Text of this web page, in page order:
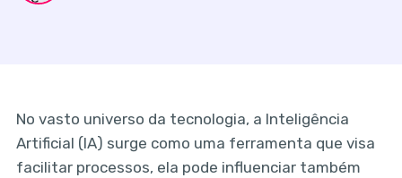
No vasto universo da tecnologia, a Inteligência
Artificial (IA) surge como uma ferramenta que visa
facilitar processos, ela pode influenciar também